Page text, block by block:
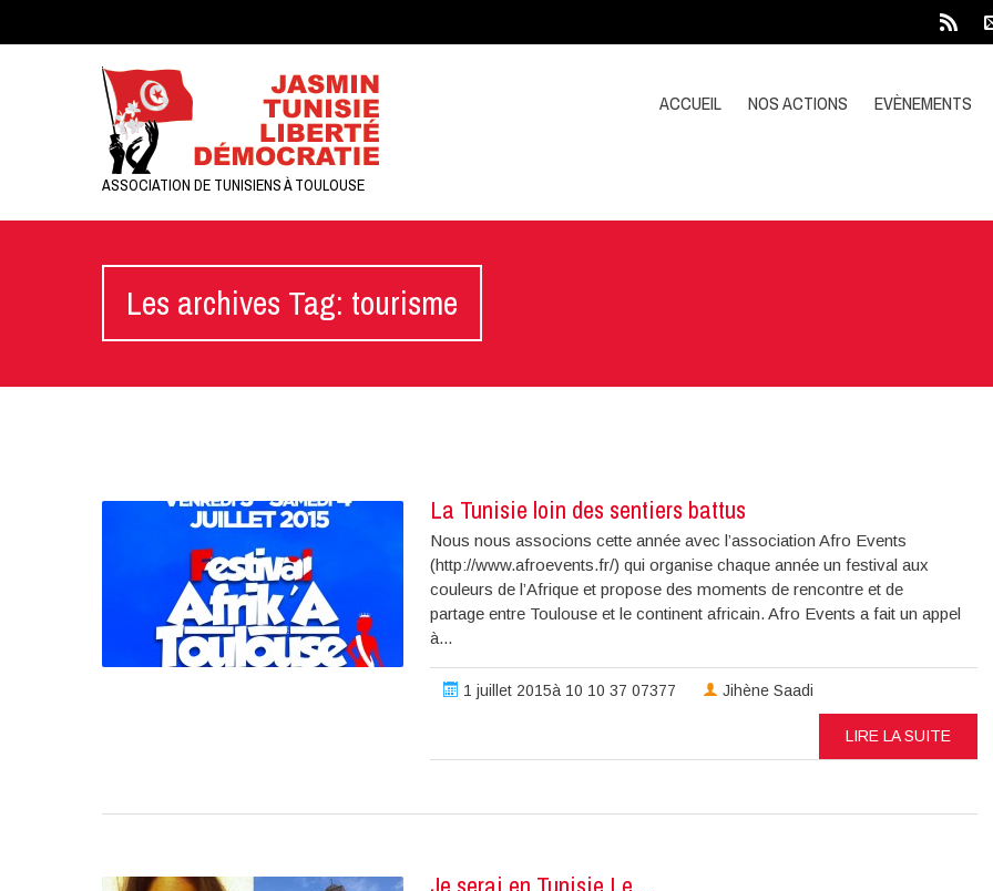
ASSOCIATION DE TUNISIENS À TOULOUSE
ACCUEIL NOS ACTIONS EVÈNEMENTS
Les archives Tag: tourisme
La Tunisie loin des sentiers battus
Nous nous associons cette année avec l’association Afro Events
(http://www.afroevents.fr/) qui organise chaque année un festival aux
couleurs de l’Afrique et propose des moments de rencontre et de
partage entre Toulouse et le continent africain. Afro Events a fait un appel
à...
1 juillet 2015à 10 10 37 07377 Jihène Saadi
LIRE LA SUITE